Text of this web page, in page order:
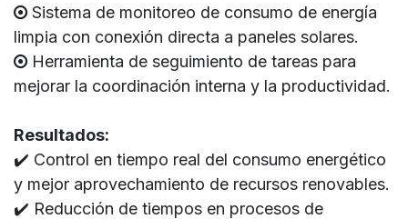
Sistema de monitoreo de consumo de energía
limpia con conexión directa a paneles solares.
Herramienta de seguimiento de tareas para
mejorar la coordinación interna y la productividad.
Resultados:
✔️ Control en tiempo real del consumo energético
y mejor aprovechamiento de recursos renovables.
✔️ Reducción de tiempos en procesos de